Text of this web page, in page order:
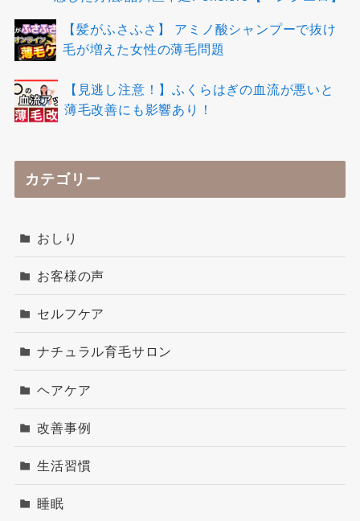
【髪がふさふさ】 アミノ酸シャンプーで抜け
毛が増えた女性の薄毛問題
【見逃し注意！】ふくらはぎの血流が悪いと
薄毛改善にも影響あり！
カテゴリー
おしり
お客様の声
セルフケア
ナチュラル育毛サロン
ヘアケア
改善事例
生活習慣
睡眠